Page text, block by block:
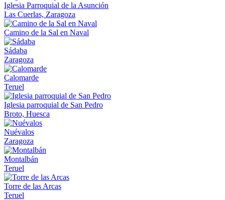
Iglesia Parroquial de la Asunción
Las Cuerlas, Zaragoza
Camino de la Sal en Naval
Sádaba
Zaragoza
Calomarde
Teruel
Iglesia parroquial de San Pedro
Broto, Huesca
Nuévalos
Zaragoza
Montalbán
Teruel
Torre de las Arcas
Teruel